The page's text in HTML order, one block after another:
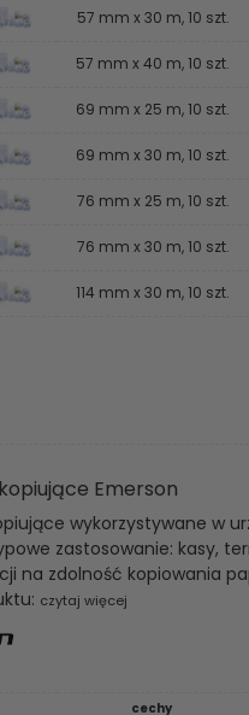
57 mm x 30 m, 10 szt.
57 mm x 40 m, 10 szt.
69 mm x 25 m, 10 szt.
69 mm x 30 m, 10 szt.
76 mm x 25 m, 10 szt.
76 mm x 30 m, 10 szt.
114 mm x 30 m, 10 szt.
Emerson
wykorzystywane w
zastosowanie: kasy,
na zdolność kopiowania
czytaj więcej
cechy